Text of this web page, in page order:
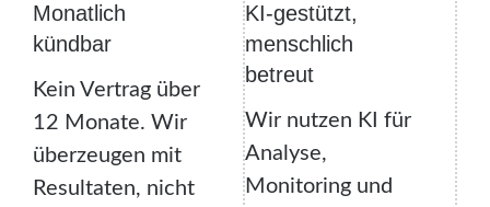
Monatlich
kündbar
Kein Vertrag über
12 Monate. Wir
überzeugen mit
Resultaten, nicht
KI-gestützt,
menschlich
betreut
Wir nutzen KI für
Analyse,
Monitoring und